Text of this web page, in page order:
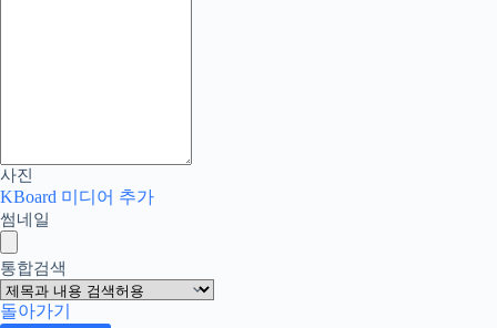
사진
KBoard 미디어 추가
썸네일
통합검색
돌아가기